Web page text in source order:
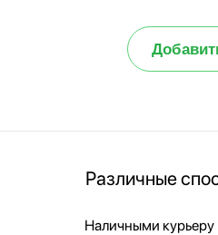
Различные
Наличными курьеру